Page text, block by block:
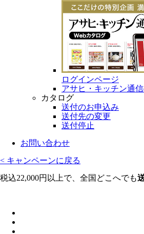
ログインページ
アサヒ・キッチン通
カタログ
送付のお申込み
送付先の変更
送付停止
お問い合わせ
< キャンペーンに戻る
税込22,000円以上で、全国どこへでも